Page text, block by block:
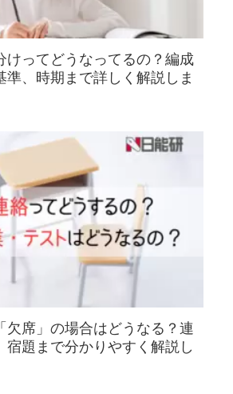
けってどうなってるの？編成
準、時期まで詳しく解説しま
欠席」の場合はどうなる？連
宿題まで分かりやすく解説し